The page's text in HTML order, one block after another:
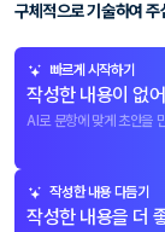
구체적으로 기술하여 주
빠르게 시작하기
작성한 내용이 없
AI로 문항에 맞게 초안을
작성한 내용 다듬기
작성한 내용을 더